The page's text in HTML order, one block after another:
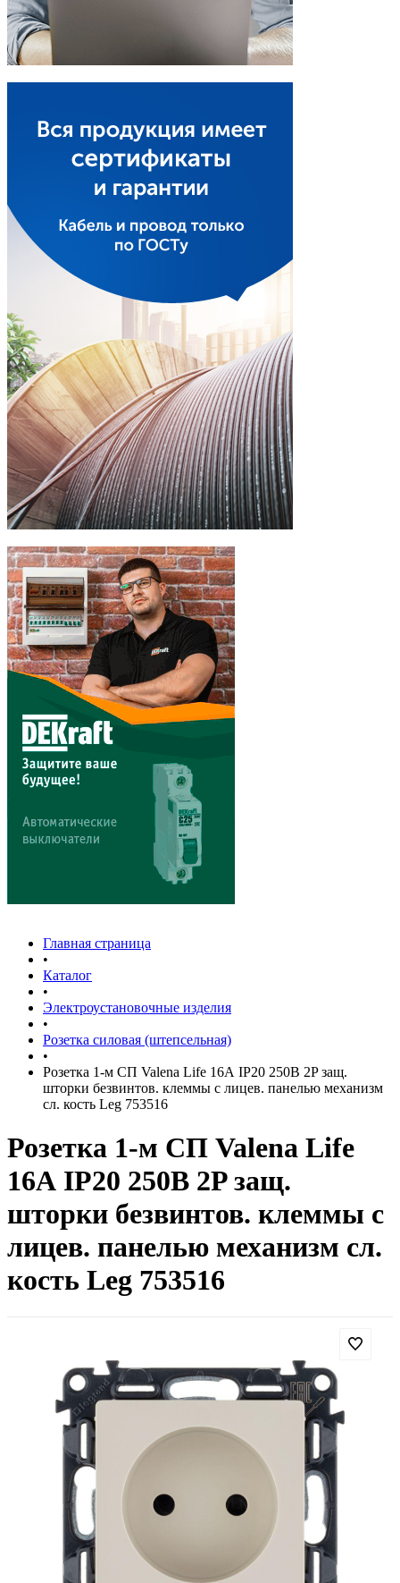
Главная страница
•
Каталог
•
Электроустановочные изделия
•
Розетка силовая (штепсельная)
•
Розетка 1-м СП Valena Life 16А IP20 250В 2P защ.
шторки безвинтов. клеммы с лицев. панелью механизм
сл. кость Leg 753516
Розетка 1-м СП Valena Life
16А IP20 250В 2P защ.
шторки безвинтов. клеммы с
лицев. панелью механизм сл.
кость Leg 753516